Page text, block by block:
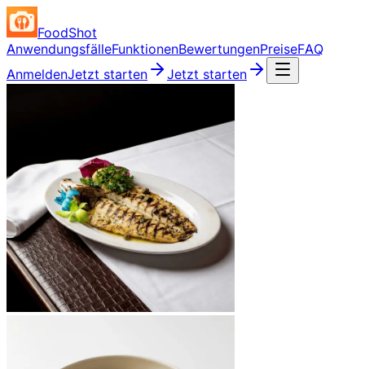
FoodShot
AnwendungsfälleFunktionenBewertungenPreiseFAQ
AnmeldenJetzt starten Jetzt starten